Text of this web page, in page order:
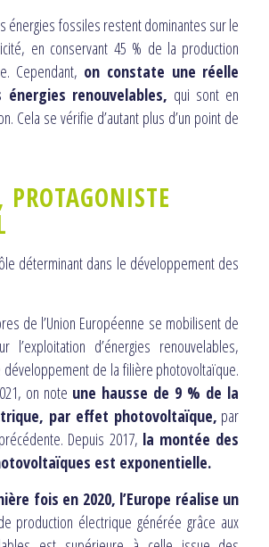
énergies fossiles restent dominantes sur le
en conservant 45 % de la production
Cependant, on constate une réelle
énergies renouvelables, qui sont en
Cela se vérifie d’autant plus d’un point de
PROTAGONISTE
déterminant dans le développement des
de l’Union Européenne se mobilisent de
d’énergies renouvelables,
développement de la filière photovoltaïque.
on note une hausse de 9 % de la
par effet photovoltaïque, par
Depuis 2017, la montée des
est exponentielle.
fois en 2020, l’Europe réalise un
production électrique générée grâce aux